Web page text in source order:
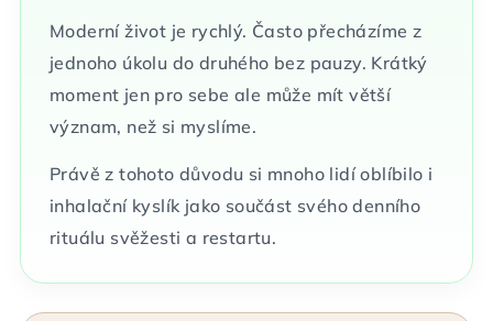
Moderní život je rychlý. Často přecházíme z
jednoho úkolu do druhého bez pauzy. Krátký
moment jen pro sebe ale může mít větší
význam, než si myslíme.
Právě z tohoto důvodu si mnoho lidí oblíbilo i
inhalační kyslík jako součást svého denního
rituálu svěžesti a restartu.